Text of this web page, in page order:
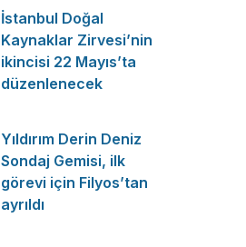
İstanbul Doğal
Kaynaklar Zirvesi’nin
ikincisi 22 Mayıs’ta
düzenlenecek
Yıldırım Derin Deniz
Sondaj Gemisi, ilk
görevi için Filyos’tan
ayrıldı